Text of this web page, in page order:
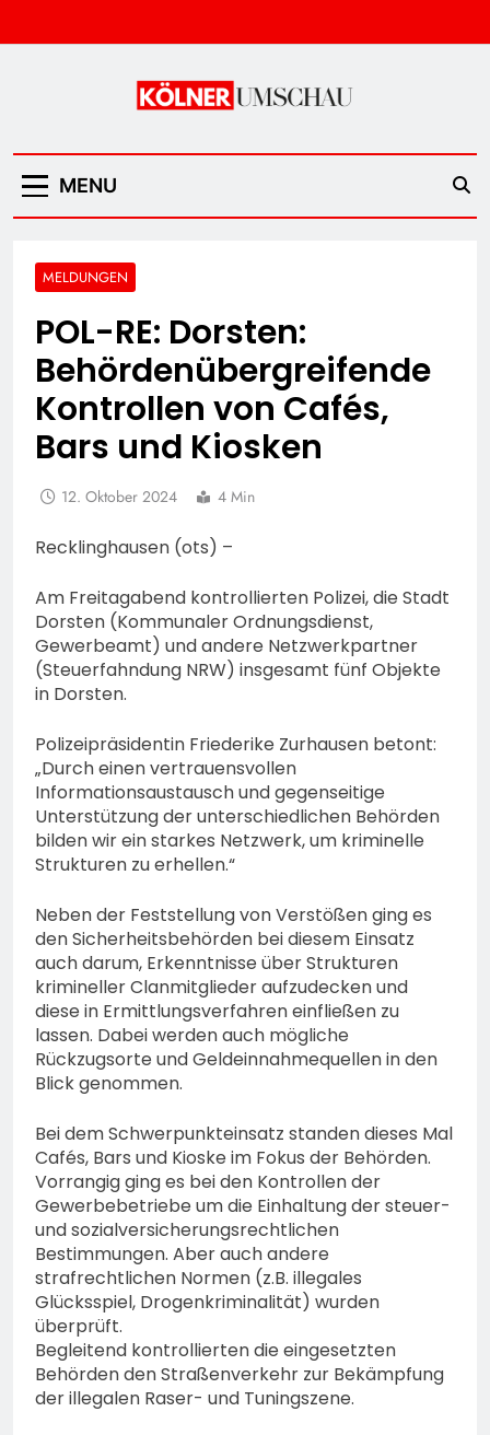
to
Kölner Umschau
MENU
MELDUNGEN
POL-RE: Dorsten:
Behördenübergreifende
Kontrollen von Cafés,
Bars und Kiosken
12. Oktober 2024 4 Min
Recklinghausen (ots) –
Am Freitagabend kontrollierten Polizei, die Stadt
Dorsten (Kommunaler Ordnungsdienst,
Gewerbeamt) und andere Netzwerkpartner
(Steuerfahndung NRW) insgesamt fünf Objekte
in Dorsten.
Polizeipräsidentin Friederike Zurhausen betont:
„Durch einen vertrauensvollen
Informationsaustausch und gegenseitige
Unterstützung der unterschiedlichen Behörden
bilden wir ein starkes Netzwerk, um kriminelle
Strukturen zu erhellen.“
Neben der Feststellung von Verstößen ging es
den Sicherheitsbehörden bei diesem Einsatz
auch darum, Erkenntnisse über Strukturen
krimineller Clanmitglieder aufzudecken und
diese in Ermittlungsverfahren einfließen zu
lassen. Dabei werden auch mögliche
Rückzugsorte und Geldeinnahmequellen in den
Blick genommen.
Bei dem Schwerpunkteinsatz standen dieses Mal
Cafés, Bars und Kioske im Fokus der Behörden.
Vorrangig ging es bei den Kontrollen der
Gewerbebetriebe um die Einhaltung der steuer-
und sozialversicherungsrechtlichen
Bestimmungen. Aber auch andere
strafrechtlichen Normen (z.B. illegales
Glücksspiel, Drogenkriminalität) wurden
überprüft.
Begleitend kontrollierten die eingesetzten
Behörden den Straßenverkehr zur Bekämpfung
der illegalen Raser- und Tuningszene.